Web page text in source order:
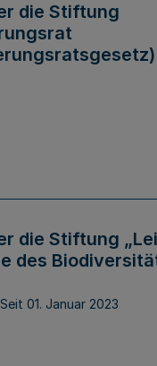
die Stiftung
die Stiftung
des
Seit 01. Januar 2023